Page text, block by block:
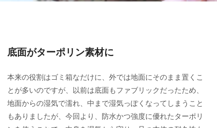
底面がターポリン素材に
本来の役割はゴミ箱なだけに、外では地面にそのまま置くこ
とが多いのですが、以前は底面もファブリックだったため、
地面からの湿気で濡れ、中まで湿気っぽくなってしまうこと
もありましたが、今回より、防水かつ強度に優れたターポリ